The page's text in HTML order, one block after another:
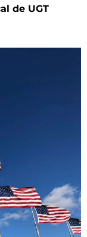
de UGT